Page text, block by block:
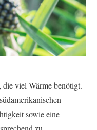
viel Wärme benötigt.
sowie eine